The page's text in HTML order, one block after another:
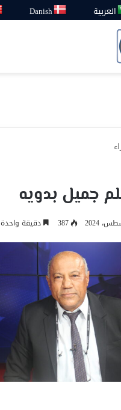
العربية Danish
جميل بدويه
387 دقيقة واحدة